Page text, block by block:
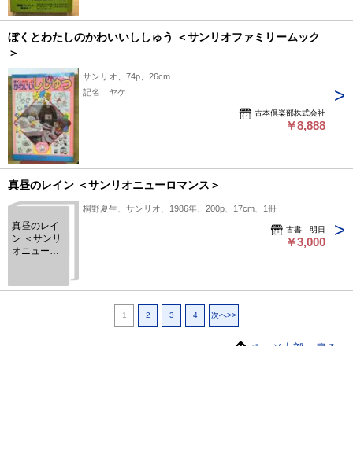
ぼくとわたしのかわいいししゅう ＜サンリオファミリームック
＞
サンリオ、74p、26cm
記名 ヤケ
古本倶楽部株式会社
￥8,888
真昼のレイン ＜サンリオニューロマンス＞
真昼のレイ
ン ＜サンリ
オニューロ
桐野夏生、サンリオ、1986年、200p、17cm、1冊
古書 明日
￥3,000
1 2 3 4 次へ>>
ページ上部へ戻る